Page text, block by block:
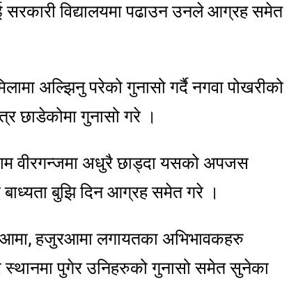
सरकारी विद्यालयमा पढाउन उनले आग्रह समेत
अल्झिनु परेको गुनासो गर्दै नगवा पोखरीको
छाडेकोमा गुनासो गरे ।
वीरगन्जमा अधुरै छाड्दा यसको अपजस
बुझि दिन आग्रह समेत गरे ।
आमा, हजुरआमा लगायतका अभिभावकहरु
स्थानमा पुगेर उनिहरुको गुनासो समेत सुनेका